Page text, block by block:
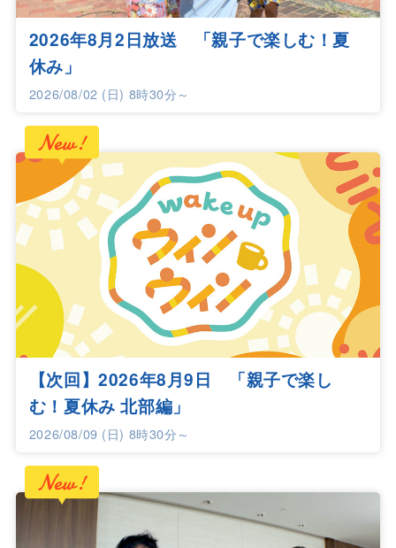
2026年8月2日放送 「親子で楽しむ！夏
休み」
2026/08/02 (日) 8時30分～
【次回】2026年8月9日 「親子で楽し
む！夏休み 北部編」
2026/08/09 (日) 8時30分～